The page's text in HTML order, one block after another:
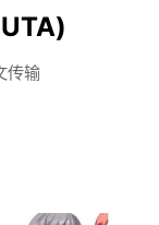
传输